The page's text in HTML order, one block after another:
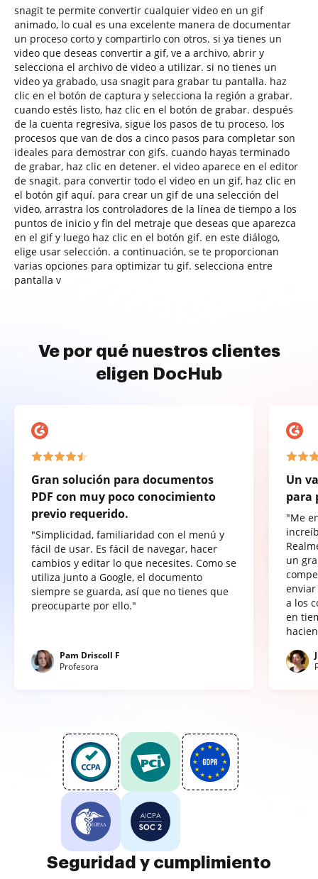
snagit te permite convertir cualquier video en un gif
animado, lo cual es una excelente manera de documentar
un proceso corto y compartirlo con otros. si ya tienes un
video que deseas convertir a gif, ve a archivo, abrir y
selecciona el archivo de video a utilizar. si no tienes un
video ya grabado, usa snagit para grabar tu pantalla. haz
clic en el botón de captura y selecciona la región a grabar.
cuando estés listo, haz clic en el botón de grabar. después
de la cuenta regresiva, sigue los pasos de tu proceso. los
procesos que van de dos a cinco pasos para completar son
ideales para demostrar con gifs. cuando hayas terminado
de grabar, haz clic en detener. el video aparece en el editor
de snagit. para convertir todo el video en un gif, haz clic en
el botón gif aquí. para crear un gif de una selección del
video, arrastra los controladores de la línea de tiempo a los
puntos de inicio y fin del metraje que deseas que aparezca
en el gif y luego haz clic en el botón gif. en este diálogo,
elige usar selección. a continuación, se te proporcionan
varias opciones para optimizar tu gif. selecciona entre
pantalla v
Ve por qué nuestros clientes
eligen DocHub
Gran solución para documentos
PDF con muy poco conocimiento
previo requerido.
"Simplicidad, familiaridad con el menú y
fácil de usar. Es fácil de navegar, hacer
cambios y editar lo que necesites. Como se
utiliza junto a Google, el documento
siempre se guarda, así que no tienes que
preocuparte por ello."
Pam Driscoll F
Profesora
Un
para
"Me
un
a los
en
Seguridad y cumplimiento